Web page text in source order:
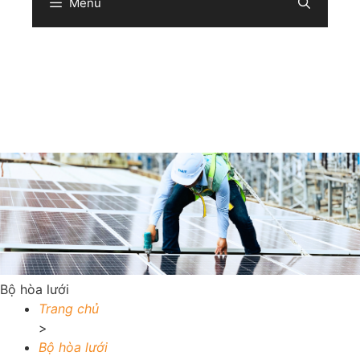
Bộ hòa lưới
Trang chủ
>
Bộ hòa lưới